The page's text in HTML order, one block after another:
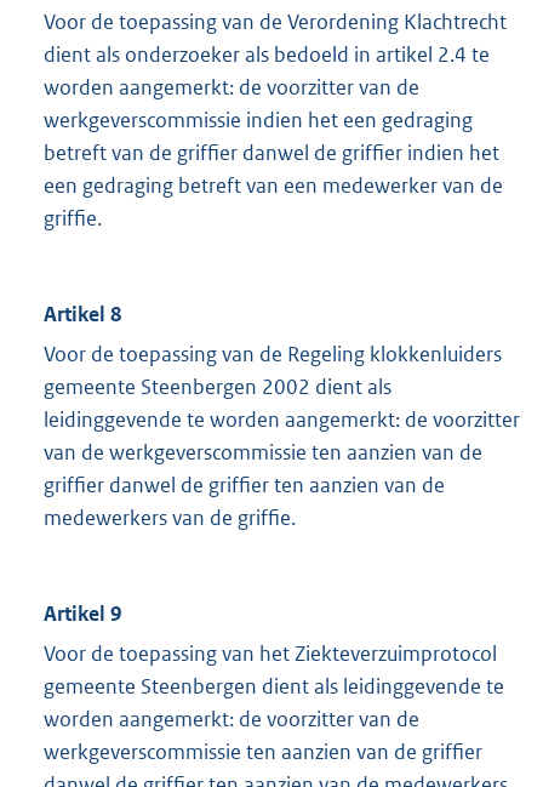
Voor de toepassing van de Verordening Klachtrecht
dient als onderzoeker als bedoeld in artikel 2.4 te
worden aangemerkt: de voorzitter van de
werkgeverscommissie indien het een gedraging
betreft van de griffier danwel de griffier indien het
een gedraging betreft van een medewerker van de
griffie.
Artikel 8
Voor de toepassing van de Regeling klokkenluiders
gemeente Steenbergen 2002 dient als
leidinggevende te worden aangemerkt: de voorzitter
van de werkgeverscommissie ten aanzien van de
griffier danwel de griffier ten aanzien van de
medewerkers van de griffie.
Artikel 9
Voor de toepassing van het Ziekteverzuimprotocol
gemeente Steenbergen dient als leidinggevende te
worden aangemerkt: de voorzitter van de
werkgeverscommissie ten aanzien van de griffier